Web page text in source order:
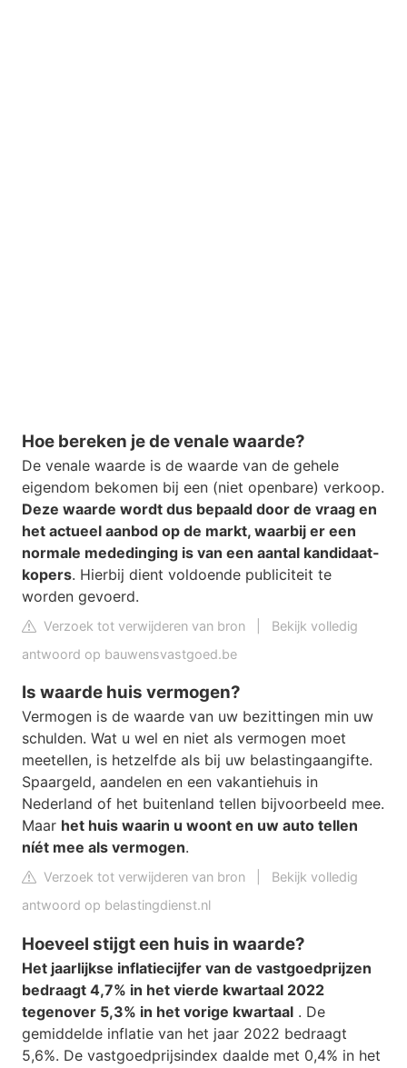
Hoe bereken je de venale waarde?
De venale waarde is de waarde van de gehele
eigendom bekomen bij een (niet openbare) verkoop.
Deze waarde wordt dus bepaald door de vraag en
het actueel aanbod op de markt, waarbij er een
normale mededinging is van een aantal kandidaat-
kopers. Hierbij dient voldoende publiciteit te
worden gevoerd.
Verzoek tot verwijderen van bron
Bekijk volledig
antwoord op bauwensvastgoed.be
Is waarde huis vermogen?
Vermogen is de waarde van uw bezittingen min uw
schulden. Wat u wel en niet als vermogen moet
meetellen, is hetzelfde als bij uw belastingaangifte.
Spaargeld, aandelen en een vakantiehuis in
Nederland of het buitenland tellen bijvoorbeeld mee.
Maar het huis waarin u woont en uw auto tellen
níét mee als vermogen.
Verzoek tot verwijderen van bron
Bekijk volledig
antwoord op belastingdienst.nl
Hoeveel stijgt een huis in waarde?
Het jaarlijkse inflatiecijfer van de vastgoedprijzen
bedraagt 4,7% in het vierde kwartaal 2022
tegenover 5,3% in het vorige kwartaal . De
gemiddelde inflatie van het jaar 2022 bedraagt
5,6%. De vastgoedprijsindex daalde met 0,4% in het